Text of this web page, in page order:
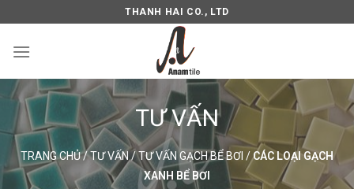
THANH HAI CO., LTD
TƯ VẤN
TRANG CHỦ/TƯ VẤN/TƯ VẤN GẠCH BỂ BƠI /CÁC LOẠI GẠCH
XANH BỂ BƠI